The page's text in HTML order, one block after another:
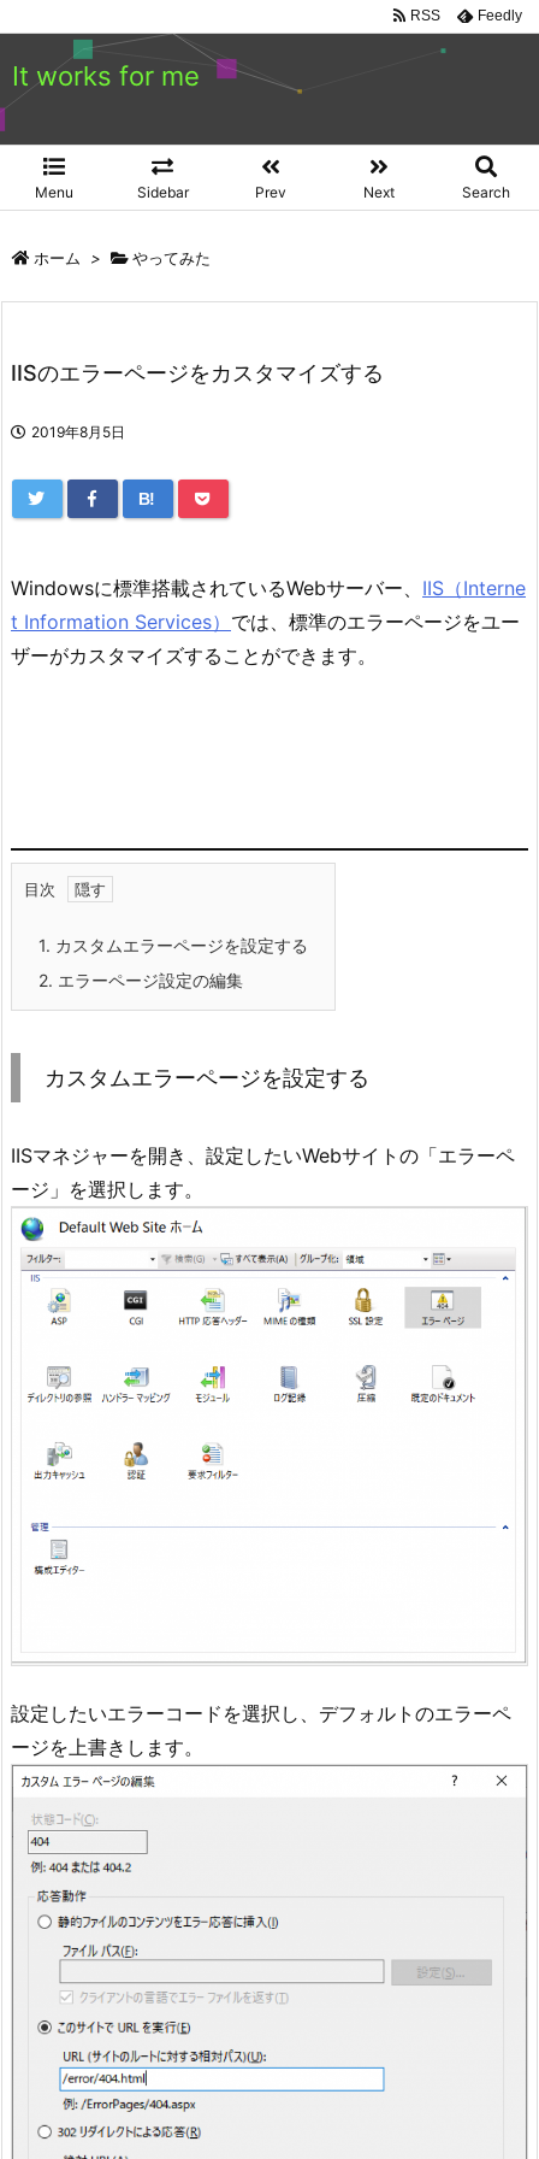
It works for me
Menu Sidebar Prev Next Search
RSS Feedly
ホーム > やってみた
IISのエラーページをカスタマイズする
2019年8月5日
B!
Windowsに標準搭載されているWebサーバー、 IIS（Interne
t Information Services） では、標準のエラーページをユー
ザーがカスタマイズすることができます。
目次
1. カスタムエラーページを設定する
2. エラーページ設定の編集
カスタムエラーページを設定する
IISマネジャーを開き、設定したいWebサイトの「エラーペ
ージ」を選択します。
設定したいエラーコードを選択し、デフォルトのエラーペ
ージを上書きします。